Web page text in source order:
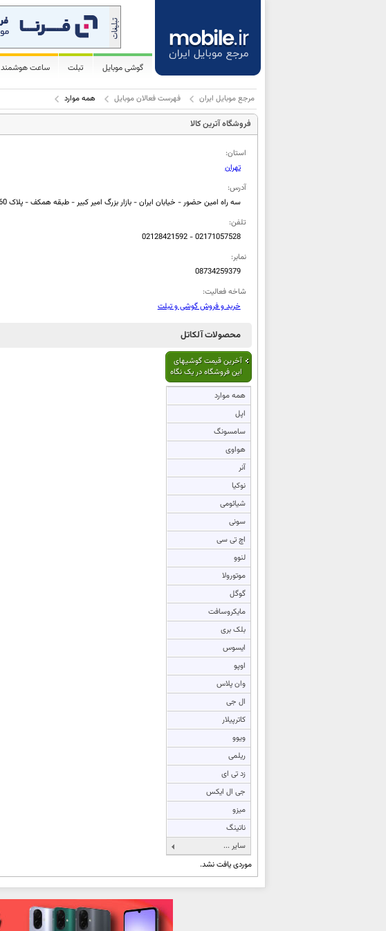
گوشی موبایل تبلت ساعت هوشمند
مرجع موبایل ایران فهرست فعالان موبایل همه موارد
فروشگاه آترین کالا
استان:
تهران
آدرس:
سه راه امین حضور - خیابان ایران - بازار بزرگ امیر کبیر - طبقه همکف - پلاک 460
تلفن:
02128421592 - 02171057528
نمابر:
08734259379
شاخه فعالیت:
خرید و فروش گوشی و تبلت
محصولات آلکاتل
آخرین قیمت گوشیهای
این فروشگاه در یک نگاه
همه موارد
اپل
سامسونگ
هواوی
آنر
نوکیا
شیائومی
سونی
اچ تی سی
لنوو
موتورولا
گوگل
مایکروسافت
بلک بری
ایسوس
اوپو
وان پلاس
ال جی
کاترپیلار
ویوو
ریلمی
زد تی ای
جی ال ایکس
میزو
ناتینگ
سایر ...
موردی یافت نشد.